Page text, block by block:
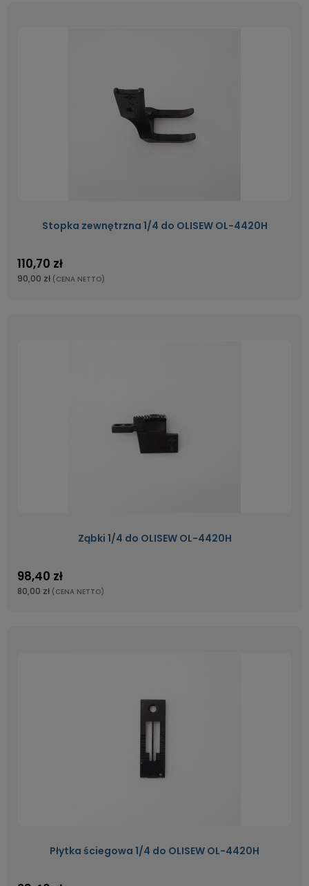
Stopka zewnętrzna 1/4 do OLISEW OL-4420H
110,70 zł
90,00 zł (CENA NETTO)
Ząbki 1/4 do OLISEW OL-4420H
98,40 zł
80,00 zł (CENA NETTO)
Płytka ściegowa 1/4 do OLISEW OL-4420H